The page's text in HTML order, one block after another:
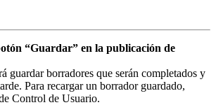
“Guardar” en la publicación de
guardar borradores que serán completados y
Para recargar un borrador guardado,
Control de Usuario.